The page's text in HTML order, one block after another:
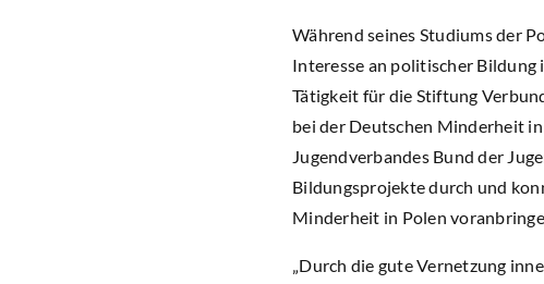
Während seines Studiums der
Interesse an politischer Bildung
Tätigkeit für die Stiftung
bei der Deutschen Minderheit
Jugendverbandes Bund der
Bildungsprojekte durch und
Minderheit in Polen
„Durch die gute Vernetzung